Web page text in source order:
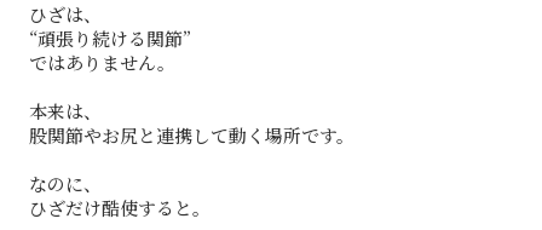
ひざは、
“頑張り続ける関節”
ではありません。
本来は、
股関節やお尻と連携して動く場所です。
なのに、
ひざだけ酷使すると。